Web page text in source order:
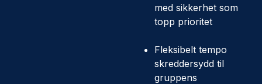
med sikkerhet som
topp prioritet
Fleksibelt tempo
skreddersydd til
gruppens